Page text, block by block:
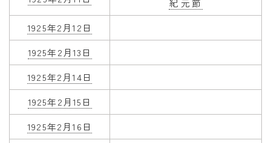
紀元節
1925年2月12日
1925年2月13日
1925年2月14日
1925年2月15日
1925年2月16日